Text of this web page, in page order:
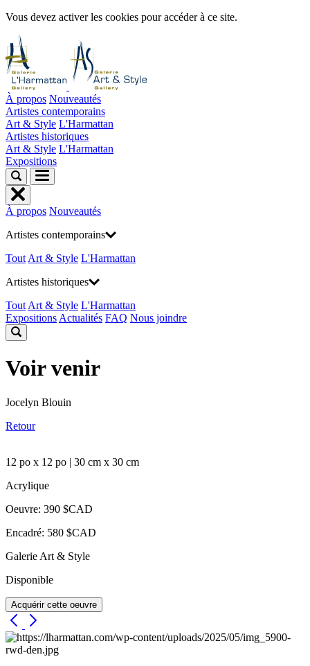
Vous devez activer les cookies pour accéder à ce site.
À propos Nouveautés
Artistes contemporains
Art & Style L'Harmattan
Artistes historiques
Art & Style L'Harmattan
Expositions
À propos Nouveautés
Artistes contemporains
Tout Art & Style L'Harmattan
Artistes historiques
Tout Art & Style L'Harmattan
Expositions Actualités FAQ Nous joindre
Voir venir
Jocelyn Blouin
Retour
12 po x 12 po | 30 cm x 30 cm
Acrylique
Oeuvre: 390 $CAD
Encadré: 580 $CAD
Galerie Art & Style
Disponible
Acquérir cette oeuvre